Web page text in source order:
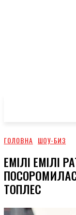
ГОЛОВНА ШОУ-БИЗ
ЕМІЛІ ЕМІЛІ
ТОПЛЕС